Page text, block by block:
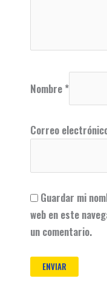
Nombre *
Correo
Guardar mi
web en este
un comentario.